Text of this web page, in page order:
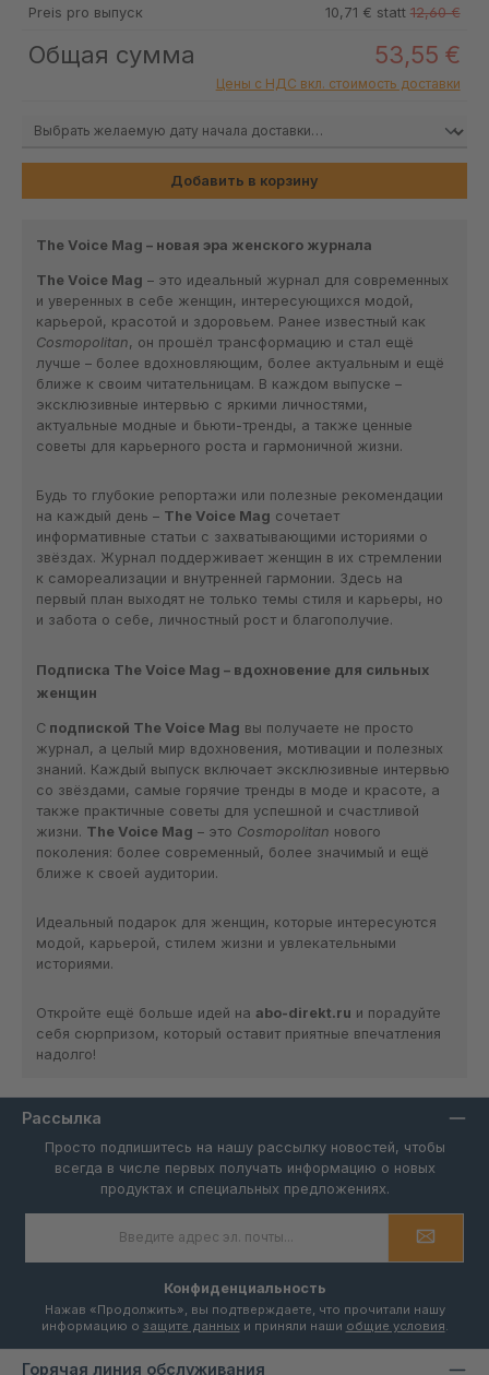
Preis pro выпуск 10,71 € statt 12,60 €
Общая сумма 53,55 €
Цены с НДС вкл. стоимость доставки
Добавить в корзину
The Voice Mag – новая эра женского журнала
The Voice Mag – это идеальный журнал для современных
и уверенных в себе женщин, интересующихся модой,
карьерой, красотой и здоровьем. Ранее известный как
Cosmopolitan, он прошёл трансформацию и стал ещё
лучше – более вдохновляющим, более актуальным и ещё
ближе к своим читательницам. В каждом выпуске –
эксклюзивные интервью с яркими личностями,
актуальные модные и бьюти-тренды, а также ценные
советы для карьерного роста и гармоничной жизни.
Будь то глубокие репортажи или полезные рекомендации
на каждый день – The Voice Mag сочетает
информативные статьи с захватывающими историями о
звёздах. Журнал поддерживает женщин в их стремлении
к самореализации и внутренней гармонии. Здесь на
первый план выходят не только темы стиля и карьеры, но
и забота о себе, личностный рост и благополучие.
Подписка The Voice Mag – вдохновение для сильных
женщин
Сподпиской The Voice Mag вы получаете не просто
журнал, а целый мир вдохновения, мотивации и полезных
знаний. Каждый выпуск включает эксклюзивные интервью
со звёздами, самые горячие тренды в моде и красоте, а
также практичные советы для успешной и счастливой
жизни. The Voice Mag – это Cosmopolitan нового
поколения: более современный, более значимый и ещё
ближе к своей аудитории.
Идеальный подарок для женщин, которые интересуются
модой, карьерой, стилем жизни и увлекательными
историями.
Откройте ещё больше идей на abo-direkt.ru и порадуйте
себя сюрпризом, который оставит приятные впечатления
надолго!
Рассылка
Просто подпишитесь на нашу рассылку новостей, чтобы
всегда в числе первых получать информацию о новых
продуктах и специальных предложениях.
Конфиденциальность
Нажав «Продолжить», вы подтверждаете, что прочитали нашу
информацию о защите данныхи приняли наши общие условия.
Горячая линия обслуживания